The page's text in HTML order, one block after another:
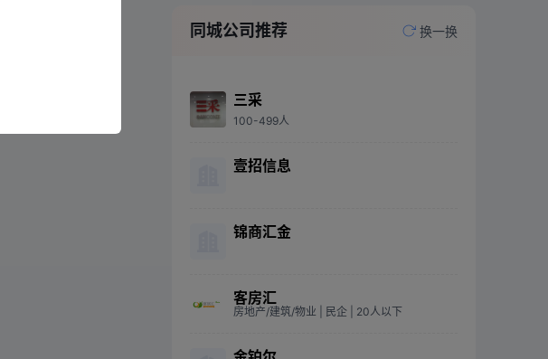
同城公司推荐 换一换
三采
100-499人
壹招信息
锦商汇金
客房汇
房地产/建筑/物业 | 民企 | 20人以下